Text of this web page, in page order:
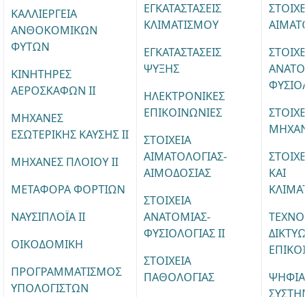
ΚΑΛΛΙΕΡΓΕΙΑ
ΑΝΘΟΚΟΜΙΚΩΝ
ΦΥΤΩΝ
ΚΙΝΗΤΗΡΕΣ
ΑΕΡΟΣΚΑΦΩΝ II
ΜΗΧΑΝΕΣ
ΕΣΩΤΕΡΙΚΗΣ ΚΑΥΣΗΣ ΙΙ
ΜΗΧΑΝΕΣ ΠΛΟΙΟΥ ΙI
ΜΕΤΑΦΟΡΑ ΦΟΡΤΙΩΝ
ΝΑΥΣΙΠΛΟΪΑ ΙΙ
ΟΙΚΟΔΟΜΙΚΗ
ΠΡΟΓΡΑΜΜΑΤΙΣΜΟΣ
ΥΠΟΛΟΓΙΣΤΩΝ
ΕΓΚΑΤΑΣΤΑΣΕΙΣ
ΚΛΙΜΑΤΙΣΜΟΥ
ΕΓΚΑΤΑΣΤΑΣΕΙΣ
ΨΥΞΗΣ
ΗΛΕΚΤΡΟΝΙΚΕΣ
ΕΠΙΚΟΙΝΩΝΙΕΣ
ΣΤΟΙΧΕΙΑ
ΑΙΜΑΤΟΛΟΓΙΑΣ-
ΑΙΜΟΔΟΣΙΑΣ
ΣΤΟΙΧΕΙΑ
ΑΝΑΤΟΜΙΑΣ-
ΦΥΣΙΟΛΟΓΙΑΣ ΙΙ
ΣΤΟΙΧΕΙΑ
ΠΑΘΟΛΟΓΙΑΣ
ΚΑΙ